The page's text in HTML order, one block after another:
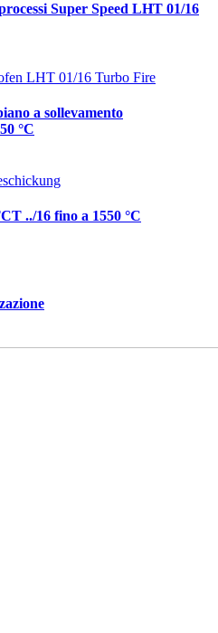
Super Speed LHT 01/16
a sollevamento
°C
../16 fino a 1550 °C